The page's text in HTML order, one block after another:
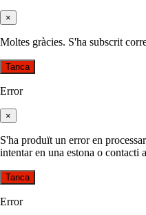
×
Moltes gràcies. S'ha subscrit
Tanca
Error
×
S'ha produït un error en
intentar en una estona o contacti
Tanca
Error